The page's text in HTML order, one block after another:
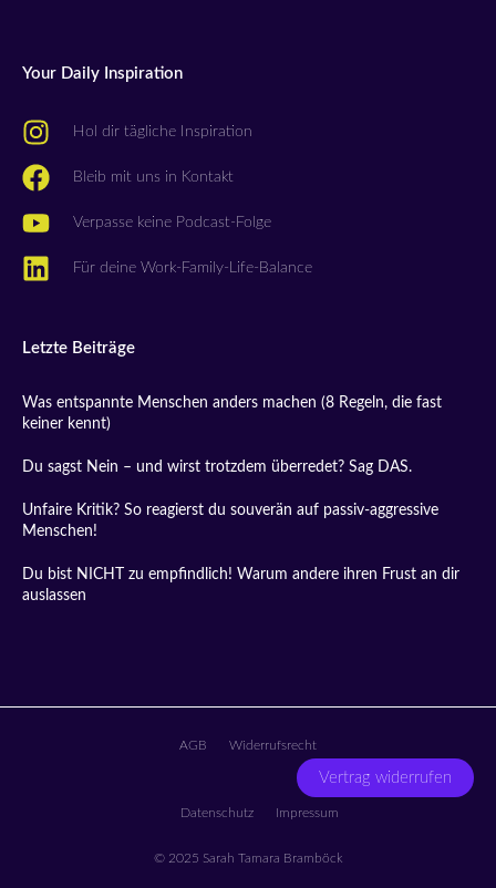
Your Daily Inspiration
Hol dir tägliche Inspiration
Bleib mit uns in Kontakt
Verpasse keine Podcast-Folge
Für deine Work-Family-Life-Balance
Letzte Beiträge
Was entspannte Menschen anders machen (8 Regeln, die fast
keiner kennt)
Du sagst Nein – und wirst trotzdem überredet? Sag DAS.
Unfaire Kritik? So reagierst du souverän auf passiv-aggressive
Menschen!
Du bist NICHT zu empfindlich! Warum andere ihren Frust an dir
auslassen
© 2025 Sarah Tamara Bramböck
AGB Widerrufsrecht
Vertrag widerrufen
Datenschutz Impressum